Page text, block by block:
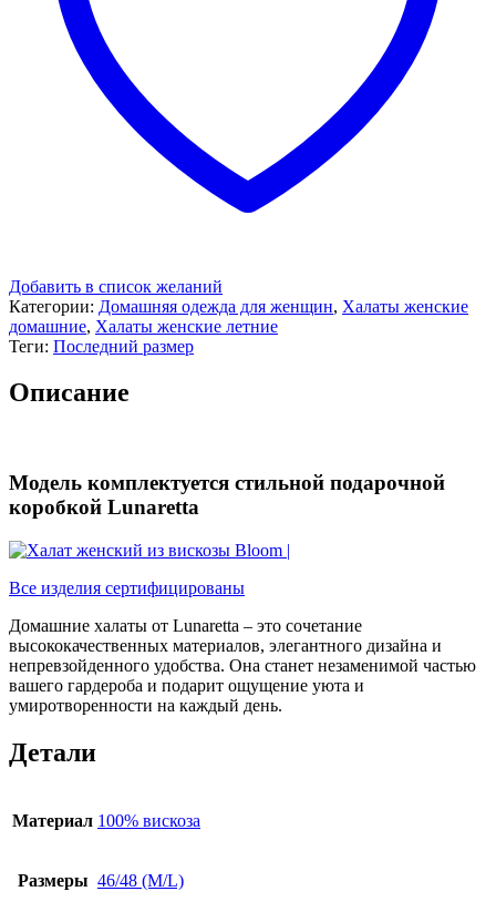
Добавить в список желаний
Категории: Домашняя одежда для женщин, Халаты женские
домашние, Халаты женские летние
Теги: Последний размер
Описание
Модель комплектуется стильной подарочной
коробкой Lunaretta
Все изделия сертифицированы
Домашние халаты от Lunaretta – это сочетание
высококачественных материалов, элегантного дизайна и
непревзойденного удобства. Она станет незаменимой частью
вашего гардероба и подарит ощущение уюта и
умиротворенности на каждый день.
Детали
Материал 100% вискоза
Размеры 46/48 (M/L)